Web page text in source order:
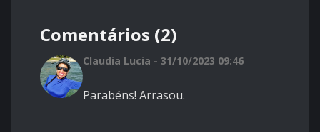
Comentários (2)
Claudia Lucia - 31/10/2023 09:46
Parabéns! Arrasou.